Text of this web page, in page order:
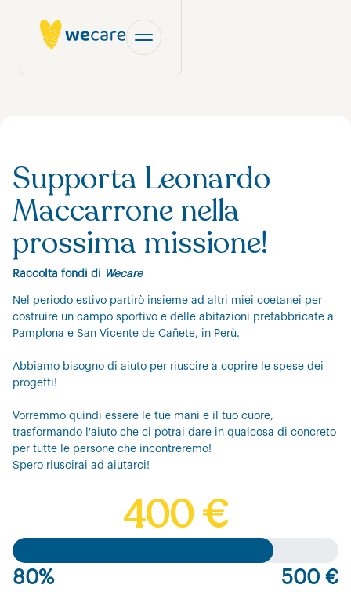
Supporta Leonardo
Maccarrone nella
prossima missione!
Raccolta fondi di Wecare
Nel periodo estivo partirò insieme ad altri miei coetanei per
costruire un campo sportivo e delle abitazioni prefabbricate a
Pamplona e San Vicente de Cañete, in Perù.
Abbiamo bisogno di aiuto per riuscire a coprire le spese dei
progetti!
Vorremmo quindi essere le tue mani e il tuo cuore,
trasformando l'aiuto che ci potrai dare in qualcosa di concreto
per tutte le persone che incontreremo!
Spero riuscirai ad aiutarci!
400 €
80%
500 €